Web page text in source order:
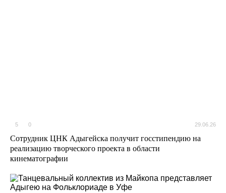
5 0 29.06.26
Сотрудник ЦНК Адыгейска получит госстипендию на
реализацию творческого проекта в области
кинематографии